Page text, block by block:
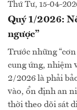
Thứ Tư, 15-04-
Quý 1/2026:
ngược”
Trước những
cung ứng, nhiệm
2/2026 là phải
vào, ổn định an
thời theo dõi sát